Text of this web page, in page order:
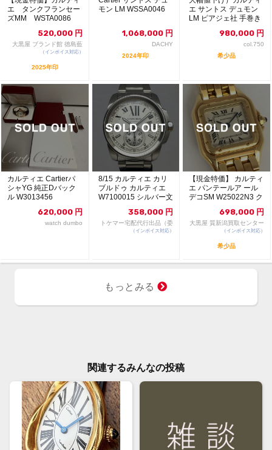
エ タンクフランセー
ズMM WSTA0086
520,000 円
大黒屋 ブランド館 徳島藍
住店
（インボイス対応）
2025年印
モン LM WSSA0046
1,068,000 円
DACHY
2024年印
エ サントス デュモン
LM ピアジェ社 手巻き
980,000 円
col.750
希少品
カルティエ Cartierパ
シャYG 純正Dバック
ル W3013456
620,000 円
watch dumbo
8/15 カルティエ カリ
ブルドゥ カルティエ
W7100015 シルバー文
358,000 円
トケマー宅配代行出品（委
託販売）
（インボイス対応）
【現金特価】 カルティ
エ パンテールア ール
デコSM W25022N3 ク
698,000 円
大黒屋 質新潟買取センター
（インボイス対応）
希少品
もっとみる
関連するみんなの投稿